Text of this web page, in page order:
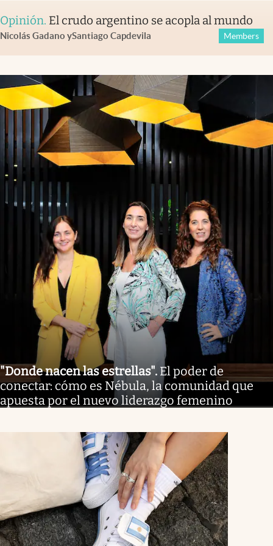
Opinión. El crudo argentino se acopla al mundo
Nicolás Gadano ySantiago Capdevila Members
"Donde nacen las estrellas". El poder de
conectar: cómo es Nébula, la comunidad que
apuesta por el nuevo liderazgo femenino